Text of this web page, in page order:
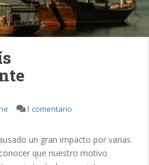
1 comentario
un gran impacto por varias
que nuestro motivo